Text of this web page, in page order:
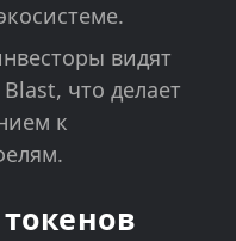
видят
что делает
к